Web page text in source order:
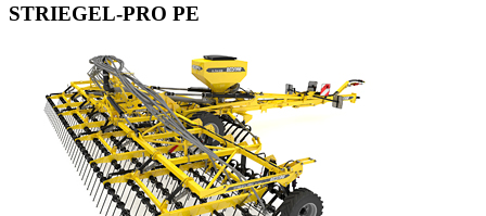
STRIEGEL-PRO PE